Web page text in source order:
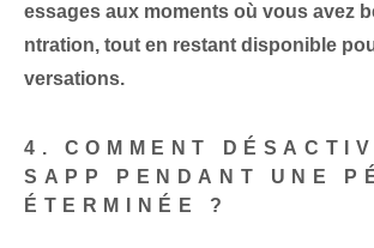
essages aux moments où vous avez
ntration, tout en restant disponible
versations.
4. COMMENT
SAPP PENDANT UNE
ÉTERMINÉE ?